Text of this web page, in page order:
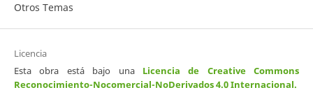
Otros Temas
Licencia
Esta obra está bajo una Licencia de Creative Commons
Reconocimiento-Nocomercial-NoDerivados 4.0 Internacional.